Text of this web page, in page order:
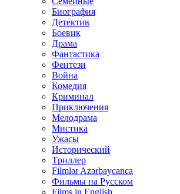
Биография
Детектив
Боевик
Драма
Фантастика
Фентези
Война
Комедия
Криминал
Приключения
Мелодрама
Мистика
Ужасы
Исторический
Tриллер
Filmlər Azərbaycanca
Фильмы на Русском
Films in English